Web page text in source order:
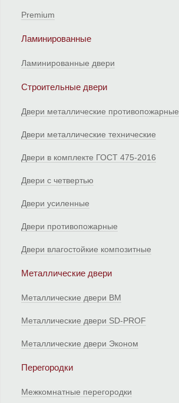
Premium
Ламинированные
Ламинированные двери
Строительные двери
Двери металлические противопожарные
Двери металлические технические
Двери в комплекте ГОСТ 475-2016
Двери с четвертью
Двери усиленные
Двери противопожарные
Двери влагостойкие композитные
Металлические двери
Металлические двери ВМ
Металлические двери SD-PROF
Металлические двери Эконом
Перегородки
Межкомнатные перегородки